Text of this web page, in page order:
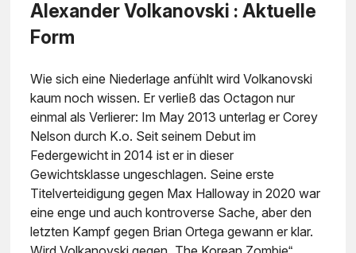
Alexander Volkanovski : Aktuelle
Form
Wie sich eine Niederlage anfühlt wird Volkanovski
kaum noch wissen. Er verließ das Octagon nur
einmal als Verlierer: Im May 2013 unterlag er Corey
Nelson durch K.o. Seit seinem Debut im
Federgewicht in 2014 ist er in dieser
Gewichtsklasse ungeschlagen. Seine erste
Titelverteidigung gegen Max Halloway in 2020 war
eine enge und auch kontroverse Sache, aber den
letzten Kampf gegen Brian Ortega gewann er klar.